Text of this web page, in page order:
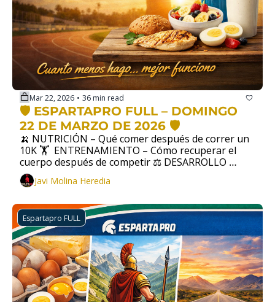
Mar 22, 2026 • 36 min read
🛡️ ESPARTAPRO FULL – DOMINGO
22 DE MARZO DE 2026 🛡️
🍌 NUTRICIÓN – Qué comer después de correr un
10K 🏋  ENTRENAMIENTO – Cómo recuperar el
cuerpo después de competir ⚖️ DESARROLLO
PERSONAL – Cuanto menos hago... mejor funciono
Javi Molina Heredia
Espartapro FULL